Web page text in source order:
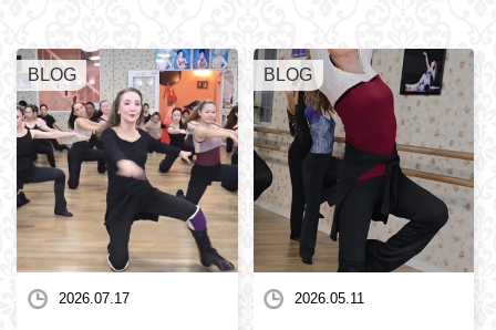
BLOG
2026.07.17
BLOG
2026.05.11